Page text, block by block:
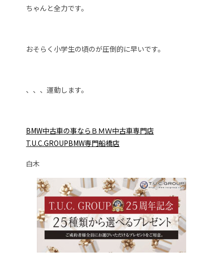
ちゃんと全力です。
おそらく小学生の頃のが圧倒的に早いです。
、、、運動します。
BMW中古車の事ならＢＭＷ中古車専門店
T.U.C.GROUPBMW専門船橋店
白木